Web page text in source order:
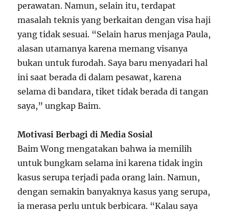
perawatan. Namun, selain itu, terdapat
masalah teknis yang berkaitan dengan visa haji
yang tidak sesuai. “Selain harus menjaga Paula,
alasan utamanya karena memang visanya
bukan untuk furodah. Saya baru menyadari hal
ini saat berada di dalam pesawat, karena
selama di bandara, tiket tidak berada di tangan
saya,” ungkap Baim.
Motivasi Berbagi di Media Sosial
Baim Wong mengatakan bahwa ia memilih
untuk bungkam selama ini karena tidak ingin
kasus serupa terjadi pada orang lain. Namun,
dengan semakin banyaknya kasus yang serupa,
ia merasa perlu untuk berbicara. “Kalau saya